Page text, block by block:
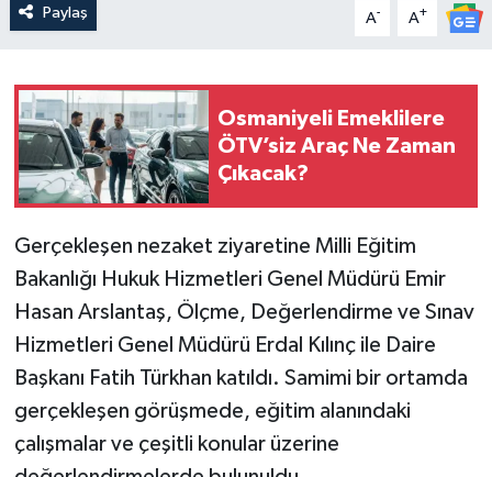
Paylaş A- A+
Osmaniyeli Emeklilere
ÖTV’siz Araç Ne Zaman
Çıkacak?
Gerçekleşen nezaket ziyaretine Milli Eğitim
Bakanlığı Hukuk Hizmetleri Genel Müdürü Emir
Hasan Arslantaş, Ölçme, Değerlendirme ve Sınav
Hizmetleri Genel Müdürü Erdal Kılınç ile Daire
Başkanı Fatih Türkhan katıldı. Samimi bir ortamda
gerçekleşen görüşmede, eğitim alanındaki
çalışmalar ve çeşitli konular üzerine